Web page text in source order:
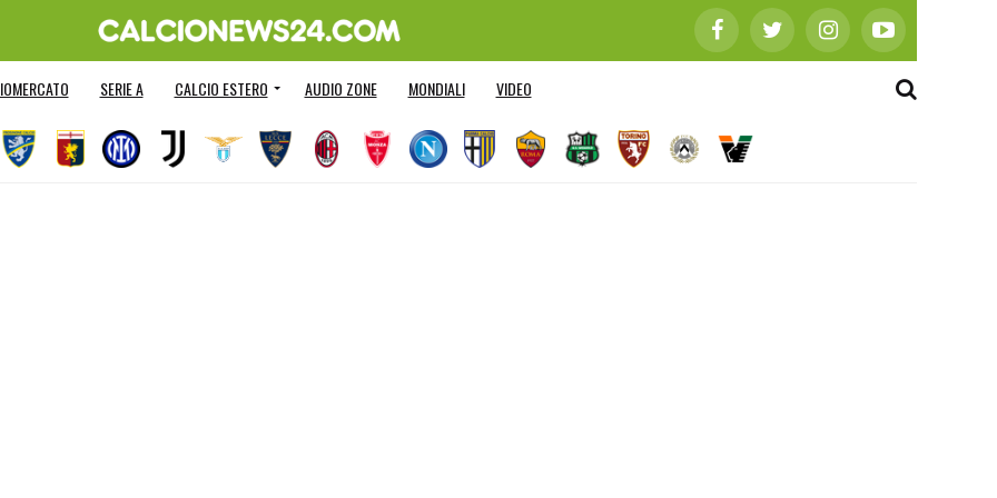
SERIE A CALCIO ESTERO AUDIO ZONE MONDIALI VIDEO